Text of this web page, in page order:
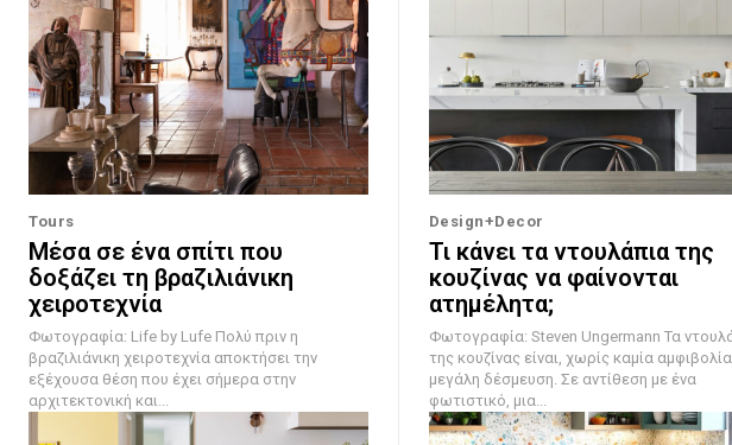
Tours
Μέσα σε ένα σπίτι που
δοξάζει τη βραζιλιάνικη
χειροτεχνία
Φωτογραφία: Life by Lufe Πολύ πριν η
βραζιλιάνικη χειροτεχνία αποκτήσει την
εξέχουσα θέση που έχει σήμερα στην
αρχιτεκτονική και...
Design+Decor
Τι κάνει τα ντουλάπια της
κουζίνας να φαίνονται
ατημέλητα;
Φωτογραφία: Steven Ungermann Τα ντουλάπια
της κουζίνας είναι, χωρίς καμία αμφιβολία,
μεγάλη δέσμευση. Σε αντίθεση με ένα
φωτιστικό, μια...